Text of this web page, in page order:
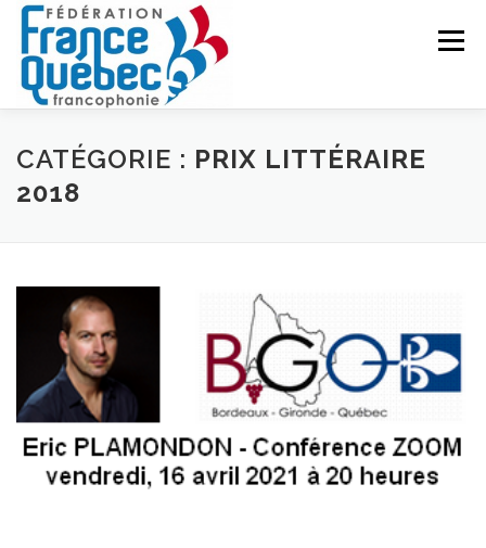
Aller
contenu
Menu
FÉDÉRATION ACTIVITÉS PUBLICATIONS
INTRANET
CATÉGORIE : PRIX LITTÉRAIRE
2018